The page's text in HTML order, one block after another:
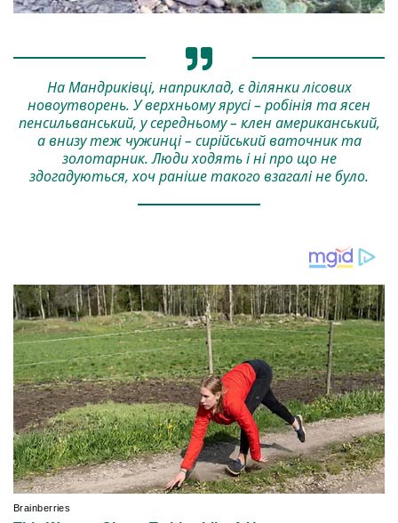
На Мандриківці, наприклад, є ділянки лісових
новоутворень. У верхньому ярусі – робінія та ясен
пенсильванський, у середньому – клен американський,
а внизу теж чужинці – сирійський ваточник та
золотарник. Люди ходять і ні про що не
здогадуються, хоч раніше такого взагалі не було.